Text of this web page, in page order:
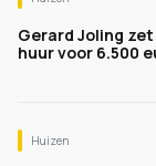
Gerard Joling
huur voor 6.500
Huizen